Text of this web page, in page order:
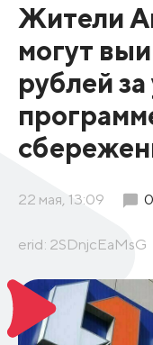
Жители
могут
рублей за
22 мая, 13:09 0
erid: 2SDnjcEaMsG